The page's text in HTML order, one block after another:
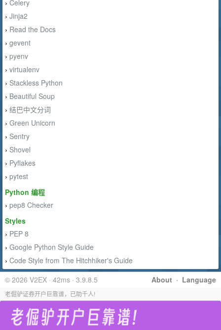
› Celery
› Jinja2
› Read the Docs
› gevent
› pyenv
› virtualenv
› Stackless Python
› Beautiful Soup
› 结巴中文分词
› Green Unicorn
› Sentry
› Shovel
› Pyflakes
› pytest
Python 编程
› pep8 Checker
Styles
› PEP 8
› Google Python Style Guide
› Code Style from The Hitchhiker's Guide
About · Language
© 2026 V2EX · 42ms · 3.9.8.5
老倔驴证券开户巨靠谱，已助千人!